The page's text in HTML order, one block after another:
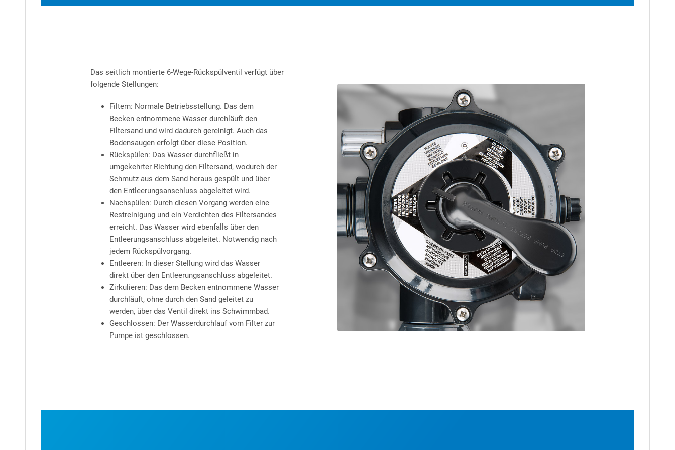
Das seitlich montierte 6-Wege-Rückspülventil verfügt über
folgende Stellungen:
Filtern: Normale Betriebsstellung. Das dem
Becken entnommene Wasser durchläuft den
Filtersand und wird dadurch gereinigt. Auch das
Bodensaugen erfolgt über diese Position.
Rückspülen: Das Wasser durchfließt in
umgekehrter Richtung den Filtersand, wodurch der
Schmutz aus dem Sand heraus gespült und über
den Entleerungsanschluss abgeleitet wird.
Nachspülen: Durch diesen Vorgang werden eine
Restreinigung und ein Verdichten des Filtersandes
erreicht. Das Wasser wird ebenfalls über den
Entleerungsanschluss abgeleitet. Notwendig nach
jedem Rückspülvorgang.
Entleeren: In dieser Stellung wird das Wasser
direkt über den Entleerungsanschluss abgeleitet.
Zirkulieren: Das dem Becken entnommene Wasser
durchläuft, ohne durch den Sand geleitet zu
werden, über das Ventil direkt ins Schwimmbad.
Geschlossen: Der Wasserdurchlauf vom Filter zur
Pumpe ist geschlossen.